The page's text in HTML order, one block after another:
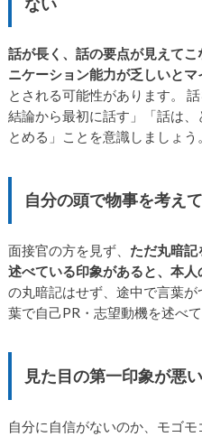
話が長く、話の要点が見えて
ニケーション能力が乏しいとマ
とされる可能性があります。
結論から最初に話す」「話は
とめる」ことを意識しましょう。
自分の頭で物事を考え
面接官の方を見ず、 ただ丸暗記
述べている印象があると、本
の丸暗記はせず、途中で言葉
葉で自己PR・志望動機を述べて
見た目の第一印象が悪い
自分に自信がないのか、モゴモ